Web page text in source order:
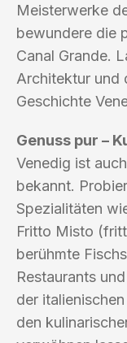
Meisterwerke
bewundere die
Canal Grande.
Architektur und
Geschichte
Genuss pur –
Venedig ist
bekannt.
Spezialitäten
Fritto Misto
berühmte
Restaurants
der
den